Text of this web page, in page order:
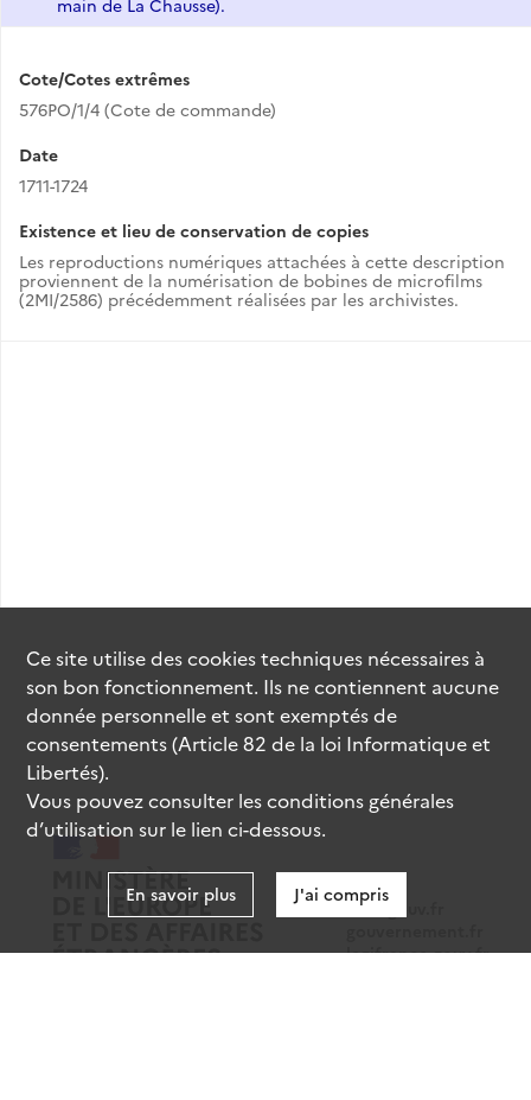
main de La Chausse).
Cote/Cotes extrêmes
576PO/1/4 (Cote de commande)
Date
1711-1724
Existence et lieu de conservation de copies
Les reproductions numériques attachées à cette description
proviennent de la numérisation de bobines de microfilms
(2MI/2586) précédemment réalisées par les archivistes.
data.gouv.fr
legifrance.gouv.fr
Ce site utilise descookiestechniques nécessaires à
son bon fonctionnement. Ils ne contiennent aucune
donnée personnelle et sont exemptés de
consentements (Article 82 de la loi Informatique et
Libertés).
Vous pouvez consulter les conditions générales
d’utilisation sur le lien ci-dessous.
En savoir plus J'ai compris